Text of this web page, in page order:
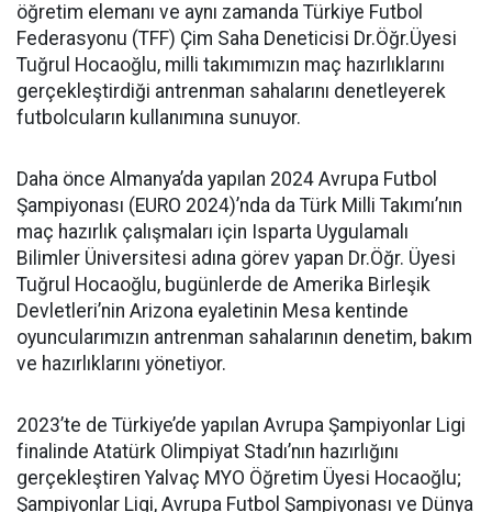
öğretim elemanı ve aynı zamanda Türkiye Futbol
Federasyonu (TFF) Çim Saha Deneticisi Dr.Öğr.Üyesi
Tuğrul Hocaoğlu, milli takımımızın maç hazırlıklarını
gerçekleştirdiği antrenman sahalarını denetleyerek
futbolcuların kullanımına sunuyor.
Daha önce Almanya’da yapılan 2024 Avrupa Futbol
Şampiyonası (EURO 2024)’nda da Türk Milli Takımı’nın
maç hazırlık çalışmaları için Isparta Uygulamalı
Bilimler Üniversitesi adına görev yapan Dr.Öğr. Üyesi
Tuğrul Hocaoğlu, bugünlerde de Amerika Birleşik
Devletleri’nin Arizona eyaletinin Mesa kentinde
oyuncularımızın antrenman sahalarının denetim, bakım
ve hazırlıklarını yönetiyor.
2023’te de Türkiye’de yapılan Avrupa Şampiyonlar Ligi
finalinde Atatürk Olimpiyat Stadı’nın hazırlığını
gerçekleştiren Yalvaç MYO Öğretim Üyesi Hocaoğlu;
Şampiyonlar Ligi, Avrupa Futbol Şampiyonası ve Dünya